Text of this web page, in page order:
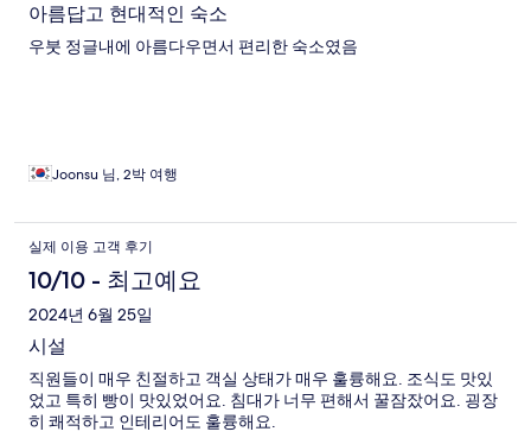
아름답고 현대적인 숙소
우붓 정글내에 아름다우면서 편리한 숙소였음
Joonsu 님, 2박 여행
실제 이용 고객 후기
10/10 - 최고예요
2024년 6월 25일
시설
직원들이 매우 친절하고 객실 상태가 매우 훌륭해요. 조식도 맛있
었고 특히 빵이 맛있었어요. 침대가 너무 편해서 꿀잠잤어요. 굉장
히 쾌적하고 인테리어도 훌륭해요.